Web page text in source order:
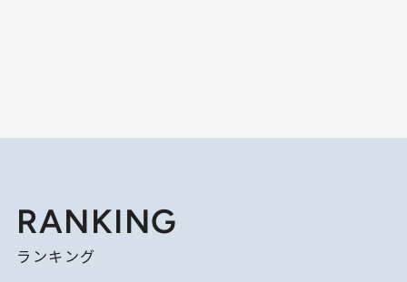
RANKING
ランキング